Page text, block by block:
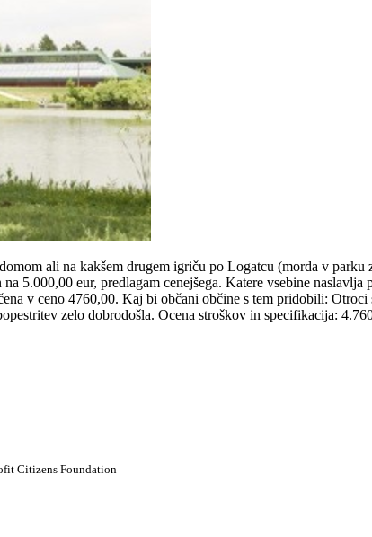
ali na kakšem drugem igriču po Logatcu (morda v
eur, predlagam cenejšega. Katere vsebine naslavlja
v ceno 4760,00. Kaj bi občani občine s tem pridobili:
zelo dobrodošla. Ocena stroškov in specifikacija:
Citizens Foundation